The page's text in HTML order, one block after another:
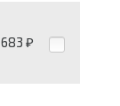
683 ₽